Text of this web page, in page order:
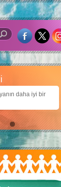
yapay zekâ
bırakabilmek için